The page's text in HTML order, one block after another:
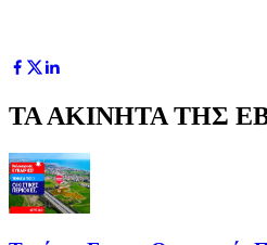
ΤΑ ΑΚΙΝΗΤΑ ΤΗΣ